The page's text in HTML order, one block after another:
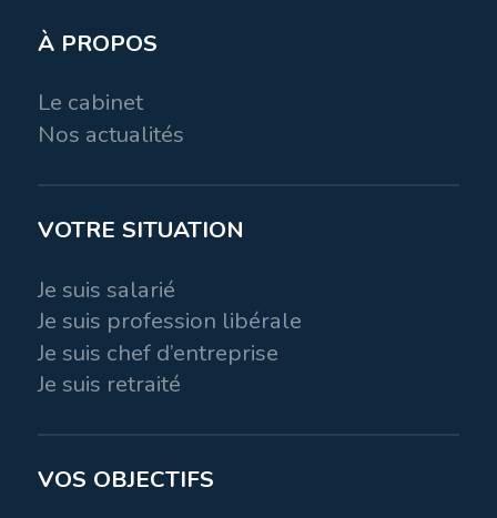
À PROPOS
Le cabinet
Nos actualités
VOTRE SITUATION
Je suis salarié
Je suis profession libérale
Je suis chef d’entreprise
Je suis retraité
VOS OBJECTIFS